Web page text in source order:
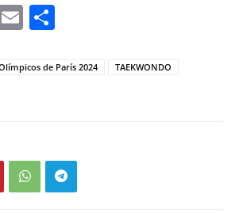
Email
de París 2024
TAEKWONDO